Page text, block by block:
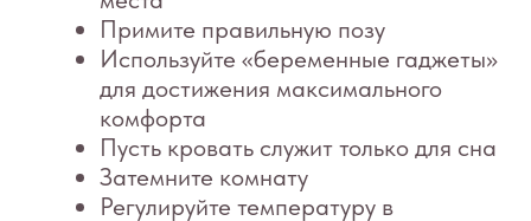
Не ложитесь спать в плохом
настроении
Освободите мысли от нерешенных
задач
Придерживайтесь постоянного
режима
Ограничьте дневной сон на время
беременности
Проводите время активно
Обратитесь к специалисту